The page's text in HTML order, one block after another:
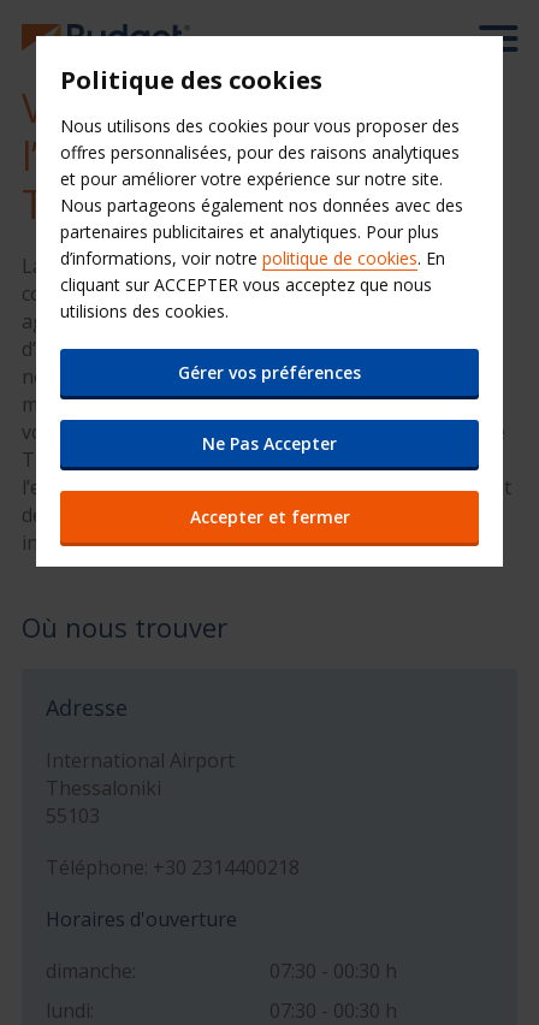
Votre location de voiture à
l’aéroport de
Thessalonique
La ville de Thessalonique, située au nord de la Grèce
continentale, est la deuxième plus grande
agglomération du pays, après la célèbre ville
d’Athènes. Port commercial important, elle est
notamment célèbre pour ses nombreuses
manifestations culturelles et artistiques. Récupérez
votre voiture de location dès la sortie de l’aéroport de
Thessalonique avec Budget et lancez-vous dans
l’exploration de ce centre urbain très prisé, réunissant
de nombreux sites historiques et quartiers animés
incontournables.
Où nous trouver
Adresse
International Airport
Thessaloniki
55103
Téléphone: +30 2314400218
Horaires d'ouverture
dimanche:
07:30 - 00:30 h
lundi:
07:30 - 00:30 h
Politique des cookies
Nous utilisons des cookies pour vous proposer des
offres personnalisées, pour des raisons analytiques
et pour améliorer votre expérience sur notre site.
Nous partageons également nos données avec des
partenaires publicitaires et analytiques. Pour plus
d’informations, voir notre politique de cookies. En
cliquant sur ACCEPTER vous acceptez que nous
utilisions des cookies.
Gérer vos préférences
Ne Pas Accepter
Accepter et fermer